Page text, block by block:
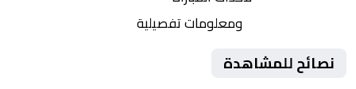
ومعلومات تفصيلية
نصائح للمشاهدة